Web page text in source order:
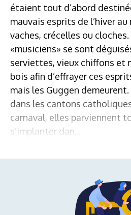
étaient tout d’abord
mauvais esprits de l’hiver
vaches, crécelles ou
«musiciens» se sont
serviettes, vieux chiffons et
bois afin d’effrayer ces
mais les Guggen
dans les cantons
carnaval, elles parviennent
s’implanter dan...